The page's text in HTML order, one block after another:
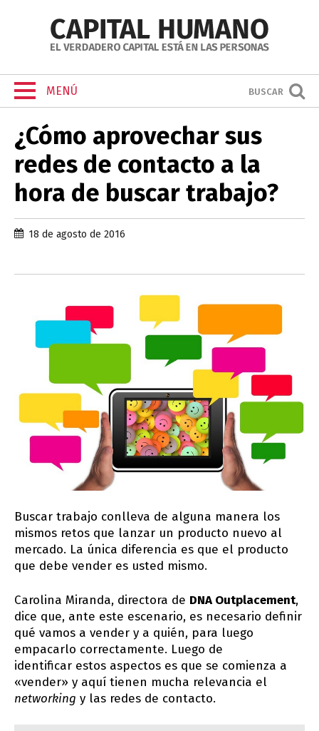
MENÚ BUSCAR
¿Cómo aprovechar sus
redes de contacto a la
hora de buscar trabajo?
18 de agosto de 2016
Buscar trabajo conlleva de alguna manera los
mismos retos que lanzar un producto nuevo al
mercado. La única diferencia es que el producto
que debe vender es usted mismo.
Carolina Miranda, directora de DNA Outplacement,
dice que, ante este escenario, es necesario definir
qué vamos a vender y a quién, para luego
empacarlo correctamente. Luego de
identificar estos aspectos es que se comienza a
«vender» y aquí tienen mucha relevancia el
networking y las redes de contacto.